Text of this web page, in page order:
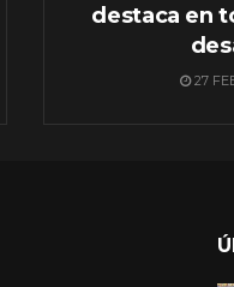
destaca en
27